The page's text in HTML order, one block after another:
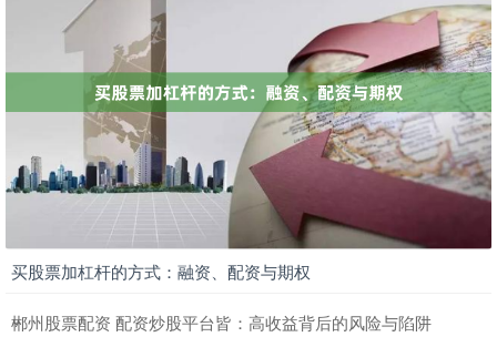
买股票加杠杆的方式：融资、配资与期权
郴州股票配资 配资炒股平台皆：高收益背后的风险与陷阱